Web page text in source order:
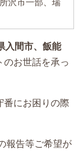
沢市一部、瑞
入間市、飯能
のお世話を承っ
番にお困りの際
報告等ご希望が